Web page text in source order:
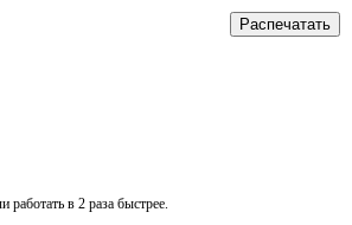
в 2 раза быстрее.